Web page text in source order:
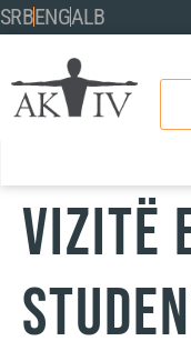
SRBENGALB
Vizitë